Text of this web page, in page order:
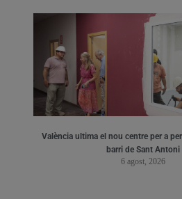
València ultima el nou centre per a
barri de Sant Antoni
6 agost, 2026